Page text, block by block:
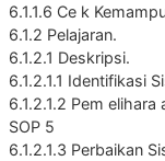
6.1.1.6 Ce k
6.1.2 Pelajaran.
6.1.2.1 Deskripsi.
6.1.2.1.1 Identifikasi
6.1.2.1.2 Pem
SOP 5
6.1.2.1.3 Perbaikan